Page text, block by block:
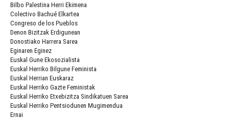
Bilbo Palestina Herri Ekimena
Colectivo Bachué Elkartea
Congreso de los Pueblos
Denon Bizitzak Erdigunean
Donostiako Harrera Sarea
Eginaren Eginez
Euskal Gune Ekosozialista
Euskal Herriko Bilgune Feminista
Euskal Herrian Euskaraz
Euskal Herriko Gazte Feministak
Euskal Herriko Etxebizitza Sindikatuen Sarea
Euskal Herriko Pentsiodunen Mugimendua
Ernai